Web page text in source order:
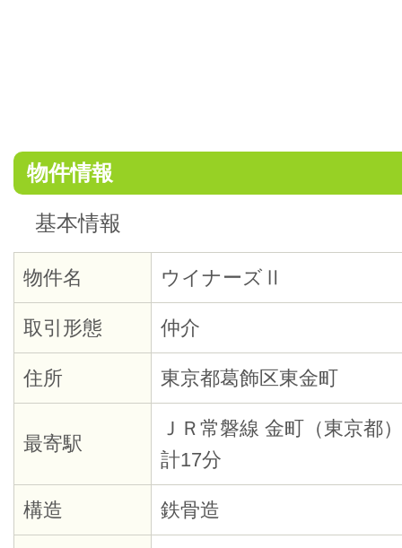
物件情報
基本情報
物件名 ウイナーズⅡ
取引形態 仲介
住所 東京都葛飾区東金町
最寄駅
ＪＲ常磐線 金町（東京都
計17分
構造 鉄骨造